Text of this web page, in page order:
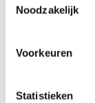
Noodzakelijk
Voorkeuren
Statistieken
Wilt u
Wilt u